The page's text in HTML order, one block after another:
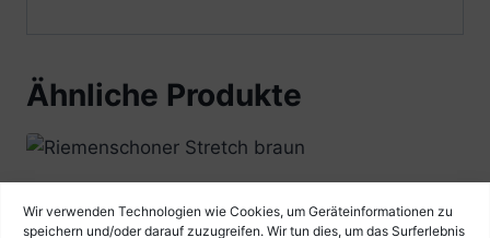
Wir verwenden Technologien wie Cookies, um Geräteinformationen zu
speichern und/oder darauf zuzugreifen. Wir tun dies, um das Surferlebnis
Ähnliche Produkte
Riemenschoner Stretch braun